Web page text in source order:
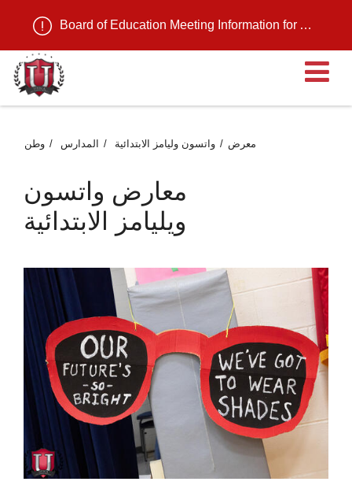
Board of Education Meeting Information for August 11, 2026
وطن المدارس واتسون وليامز الابتدائية معرض
معارض واتسون
ويليامز الابتدائية